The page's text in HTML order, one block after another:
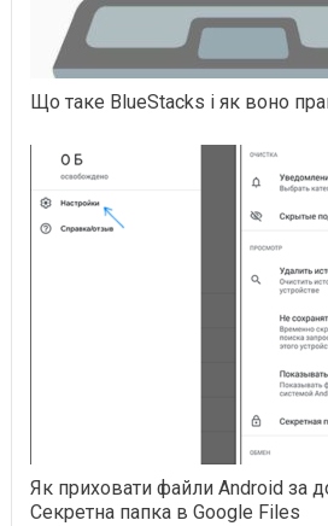
Що таке BlueStacks і як воно
Як приховати файли Android за
Секретна папка в Google Files